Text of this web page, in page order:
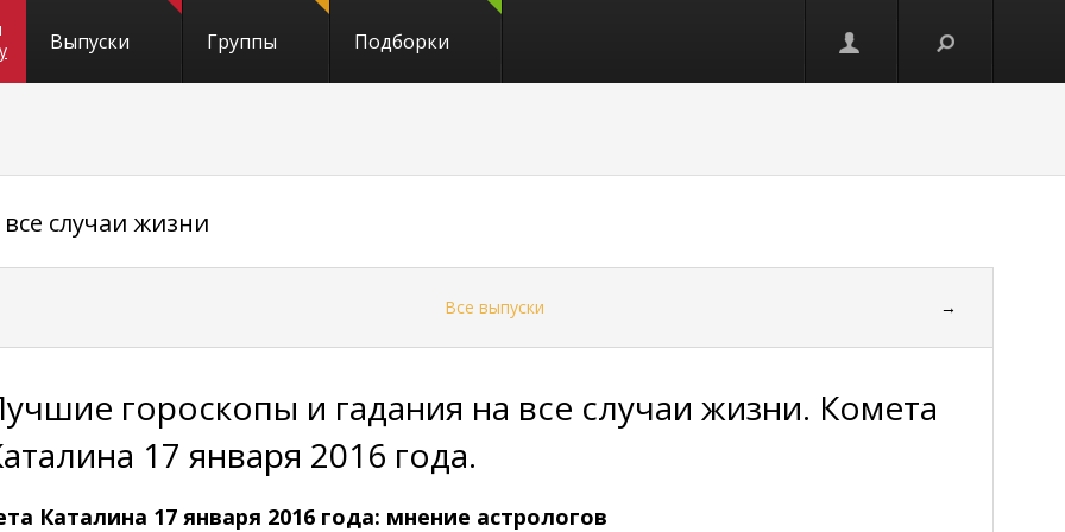
Выпуски Группы Подборки
случаи жизни
Все выпуски →
гороскопы и гадания на все случаи жизни. Комета
17 января 2016 года.
Каталина 17 января 2016 года: мнение астрологов